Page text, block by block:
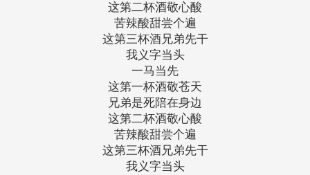
这第二杯酒敬心酸
苦辣酸甜尝个遍
这第三杯酒兄弟先干
我义字当头
一马当先
这第一杯酒敬苍天
兄弟是死陪在身边
这第二杯酒敬心酸
苦辣酸甜尝个遍
这第三杯酒兄弟先干
我义字当头